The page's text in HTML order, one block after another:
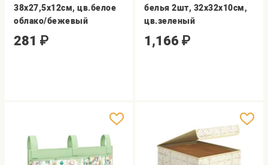
38х27,5х12см, цв.белое
облако/бежевый
281 ₽
белья 2шт, 32х32х10см,
цв.зеленый
1,166 ₽